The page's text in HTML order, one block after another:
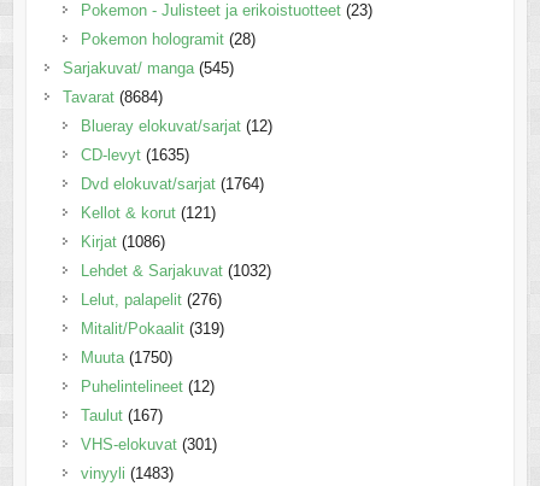
Pokemon - Julisteet ja erikoistuotteet (23)
Pokemon hologramit (28)
Sarjakuvat/ manga (545)
Tavarat (8684)
Blueray elokuvat/sarjat (12)
CD-levyt (1635)
Dvd elokuvat/sarjat (1764)
Kellot & korut (121)
Kirjat (1086)
Lehdet & Sarjakuvat (1032)
Lelut, palapelit (276)
Mitalit/Pokaalit (319)
Muuta (1750)
Puhelintelineet (12)
Taulut (167)
VHS-elokuvat (301)
vinyyli (1483)